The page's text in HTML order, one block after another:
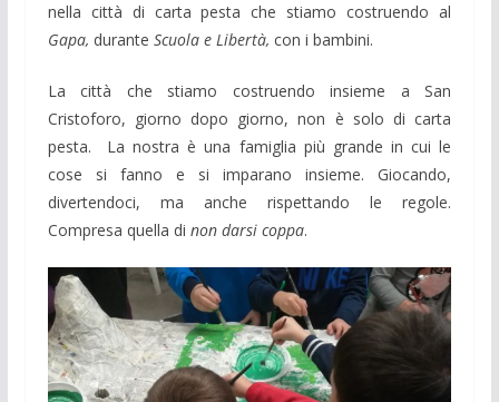
nella città di carta pesta che stiamo costruendo al
Gapa, durante Scuola e Libertà, con i bambini.
La città che stiamo costruendo insieme a San
Cristoforo, giorno dopo giorno, non è solo di carta
pesta. La nostra è una famiglia più grande in cui le
cose si fanno e si imparano insieme. Giocando,
divertendoci, ma anche rispettando le regole.
Compresa quella di non darsi coppa.